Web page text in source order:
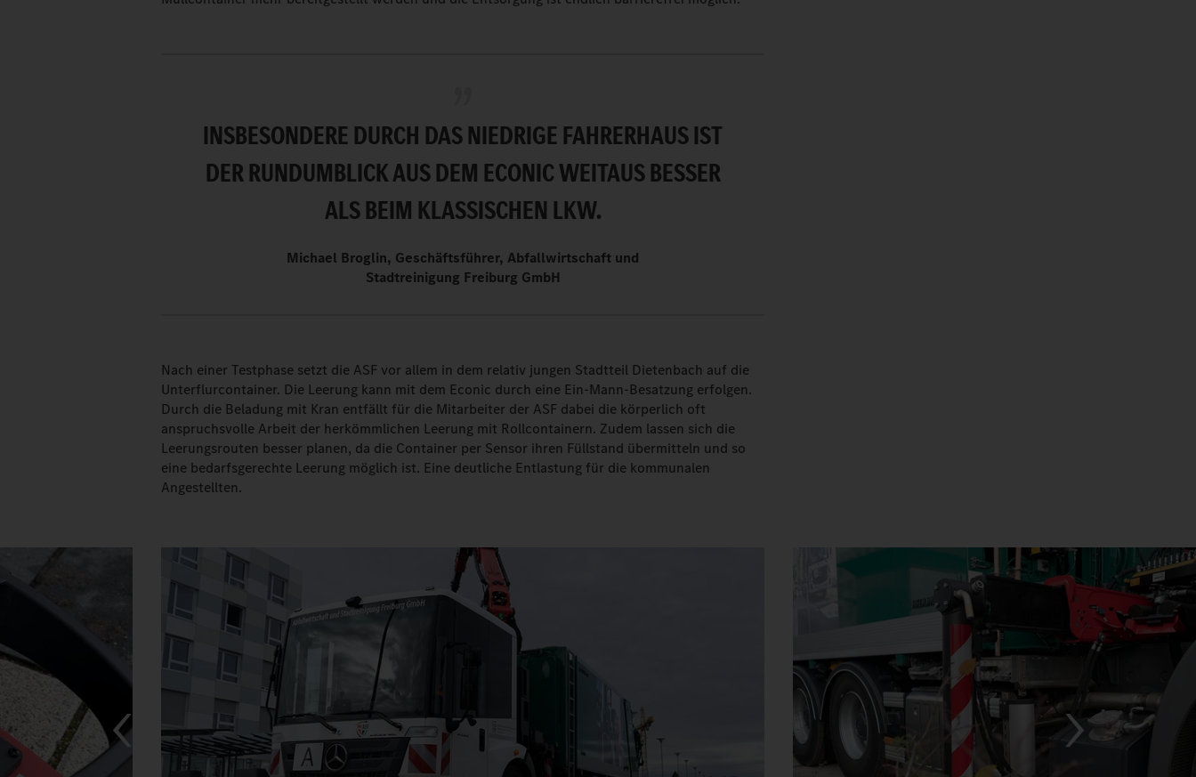
INSBESONDERE DURCH DAS NIEDRIGE FAHRERHAUS IST
DER RUNDUMBLICK AUS DEM ECONIC WEITAUS BESSER
ALS BEIM KLASSISCHEN LKW.
Michael Broglin, Geschäftsführer, Abfallwirtschaft und
Stadtreinigung Freiburg GmbH
Nach einer Testphase setzt die ASF vor allem in dem relativ jungen Stadtteil Dietenbach auf die
Unterflurcontainer. Die Leerung kann mit dem Econic durch eine Ein-Mann-Besatzung erfolgen.
Durch die Beladung mit Kran entfällt für die Mitarbeiter der ASF dabei die körperlich oft
anspruchsvolle Arbeit der herkömmlichen Leerung mit Rollcontainern. Zudem lassen sich die
Leerungsrouten besser planen, da die Container per Sensor ihren Füllstand übermitteln und so
eine bedarfsgerechte Leerung möglich ist. Eine deutliche Entlastung für die kommunalen
Angestellten.